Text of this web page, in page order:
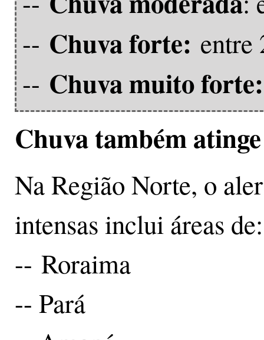
-- Chuva forte: entre
-- Chuva muito forte:
Chuva também
Na Região Norte, o
intensas inclui áreas de:
-- Roraima
-- Pará